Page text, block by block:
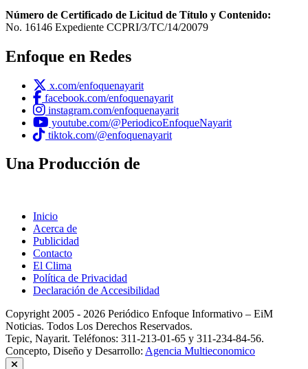
Número de Certificado de Licitud de Título y Contenido:
No. 16146 Expediente CCPRI/3/TC/14/20079
Enfoque en Redes
x.com/enfoquenayarit
facebook.com/enfoquenayarit
instagram.com/enfoquenayarit
youtube.com/@PeriodicoEnfoqueNayarit
tiktok.com/@enfoquenayarit
Una Producción de
Inicio
Acerca de
Publicidad
Contacto
El Clima
Política de Privacidad
Declaración de Accesibilidad
Copyright 2005 - 2026 Periódico Enfoque Informativo – EiM
Noticias. Todos Los Derechos Reservados.
Tepic, Nayarit. Teléfonos: 311-213-01-65 y 311-234-84-56.
Concepto, Diseño y Desarrollo: Agencia Multieconomico